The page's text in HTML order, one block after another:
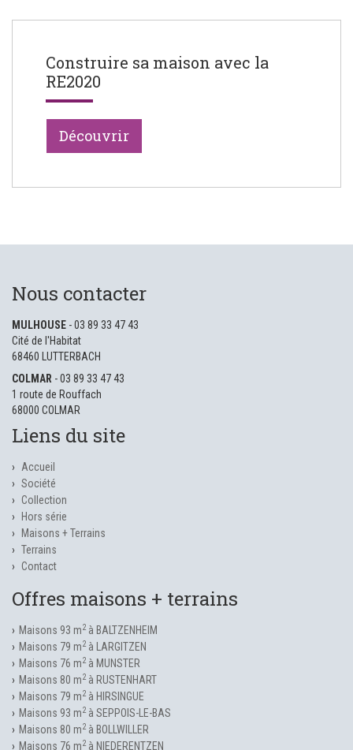
Construire sa maison avec la
RE2020
Découvrir
Nous contacter
MULHOUSE - 03 89 33 47 43
Cité de l'Habitat
68460 LUTTERBACH
COLMAR - 03 89 33 47 43
1 route de Rouffach
68000 COLMAR
Liens du site
Accueil
Société
Collection
Hors série
Maisons + Terrains
Terrains
Contact
Offres maisons + terrains
Maisons 93 m2à BALTZENHEIM
Maisons 79 m2à LARGITZEN
Maisons 76 m2à MUNSTER
Maisons 80 m2à RUSTENHART
Maisons 79 m2à HIRSINGUE
Maisons 93 m2à SEPPOIS-LE-BAS
Maisons 80 m2à BOLLWILLER
Maisons 76 m2à NIEDERENTZEN